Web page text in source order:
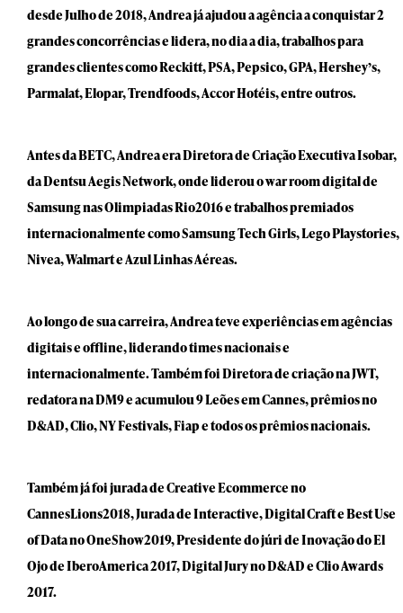
desde Julho de 2018, Andrea já ajudou a agência a conquistar 2
grandes concorrências e lidera, no dia a dia, trabalhos para
grandes clientes como Reckitt, PSA, Pepsico, GPA, Hershey’s,
Parmalat, Elopar, Trendfoods, Accor Hotéis, entre outros.
Antes da BETC, Andrea era Diretora de Criação Executiva Isobar,
da Dentsu Aegis Network, onde liderou o war room digital de
Samsung nas Olimpiadas Rio2016 e trabalhos premiados
internacionalmente como Samsung Tech Girls, Lego Playstories,
Nivea, Walmart e Azul Linhas Aéreas.
Ao longo de sua carreira, Andrea teve experiências em agências
digitais e offline, liderando times nacionais e
internacionalmente. Também foi Diretora de criação na JWT,
redatora na DM9 e acumulou 9 Leões em Cannes, prêmios no
D&AD, Clio, NY Festivals, Fiap e todos os prêmios nacionais.
Também já foi jurada de Creative Ecommerce no
CannesLions2018, Jurada de Interactive, Digital Craft e Best Use
of Data no OneShow2019, Presidente do júri de Inovação do El
Ojo de IberoAmerica 2017, Digital Jury no D&AD e Clio Awards
2017.